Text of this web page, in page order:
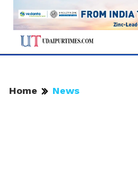
Home News